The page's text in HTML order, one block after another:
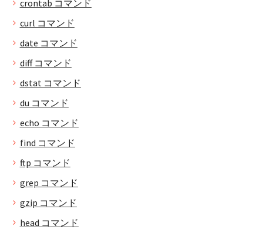
crontab コマンド
curl コマンド
date コマンド
diff コマンド
dstat コマンド
du コマンド
echo コマンド
find コマンド
ftp コマンド
grep コマンド
gzip コマンド
head コマンド